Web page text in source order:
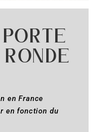
porte
en France
en fonction du